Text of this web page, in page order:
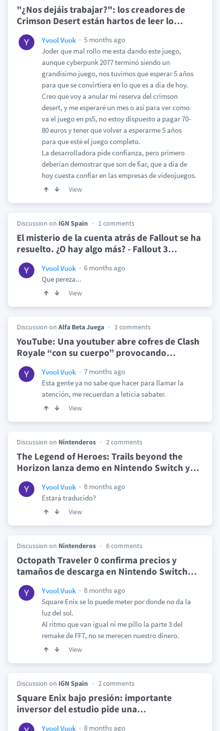
"¿Nos dejáis trabajar?": los creadores de
Crimson Desert están hartos de leer lo…
Yvool Vuok
5 months ago
Joder que mal rollo me esta dando este juego,
aunque cyberpunk 2077 terminó siendo un
grandísimo juego, nos tuvimos que esperar 5 años
para que se convirtiera en lo que es a dia de hoy.
Creo que voy a anular mi reserva del crimson
desert, y me esperaré un mes o así para ver como
va el juego en ps5, no estoy dispuesto a pagar 70-
80 euros y tener que volver a esperarme 5 años
para que esté el juego completo.
La desarrolladora pide confianza, pero primero
deberian demostrar que son de fiar, que a dia de
hoy cuesta confiar en las empresas de videojuegos.
View
Discussion on IGN Spain 1 comments
El misterio de la cuenta atrás de Fallout se ha
resuelto. ¿O hay algo más? - Fallout 3…
Yvool Vuok
6 months ago
Que pereza...
View
Discussion on Alfa Beta Juega 1 comments
YouTube: Una youtuber abre cofres de Clash
Royale “con su cuerpo” provocando…
Yvool Vuok
7 months ago
Esta gente ya no sabe que hacer para llamar la
atención, me recuerdan a leticia sabater.
View
Discussion on Nintenderos 2 comments
The Legend of Heroes: Trails beyond the
Horizon lanza demo en Nintendo Switch y…
Yvool Vuok
8 months ago
Estará traducido?
View
Discussion on Nintenderos 6 comments
Octopath Traveler 0 confirma precios y
tamaños de descarga en Nintendo Switch…
Yvool Vuok
8 months ago
Square Enix se lo puede meter por donde no da la
luz del sol.
Al ritmo que van igual ni me pillo la parte 3 del
remake de FF7, no se merecen nuestro dinero.
View
Discussion on IGN Spain 2 comments
Square Enix bajo presión: importante
inversor del estudio pide una…
Yvool Vuok
8 months ago